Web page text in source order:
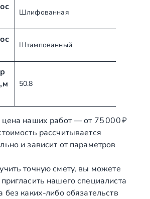
Шлифованная
Штампованный
50.8
цена наших работ — от 75 000 ₽
рассчитывается
и зависит от параметров
точную смету, вы можете
нашего специалиста
без каких‑либо обязательств